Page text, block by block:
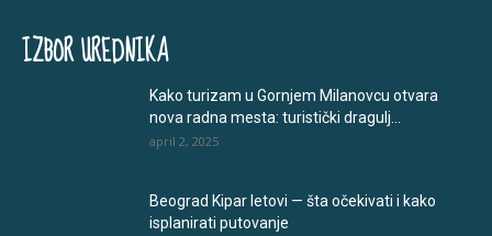
IZBOR UREDNIKA
Kako turizam u Gornjem Milanovcu otvara
nova radna mesta: turistički dragulj...
april 2, 2025
Beograd Kipar letovi — šta očekivati i kako
isplanirati putovanje